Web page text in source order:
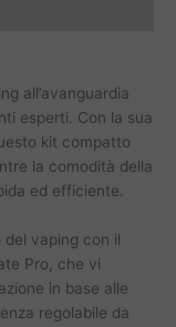
all’avanguardia
esperti. Con la sua
kit compatto
la comodità della
ed efficiente.
del vaping con il
Pro, che vi
in base alle
regolabile da